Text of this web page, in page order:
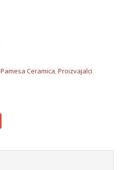
Pamesa Ceramica,Proizvajalci